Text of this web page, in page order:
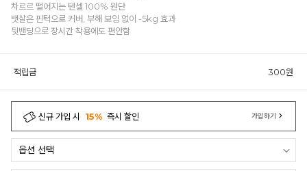
차르르 떨어지는 텐셀 100% 원단
뱃살은 핀턱으로 커버, 부해 보임 없이 -5kg 효과
뒷밴딩으로 장시간 착용에도 편안함
적립금 300원
신규 가입 시 15% 즉시 할인 가입하기